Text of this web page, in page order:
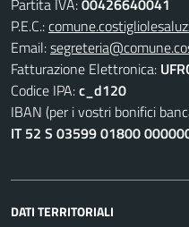
Partita IVA:00426640041
P.E.C.:
Email:
Fatturazione Elettronica:
Codice IPA:c_d120
IBAN (per i vostri bonifici
IT 52 S 03599 01800
DATI TERRITORIALI